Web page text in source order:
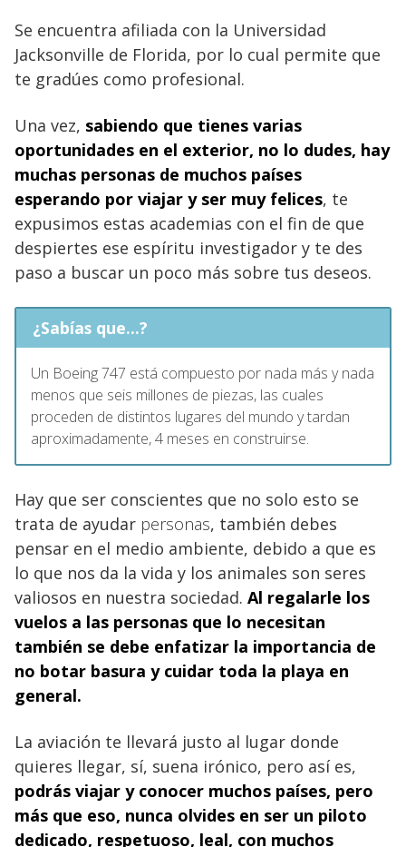
Se encuentra afiliada con la Universidad
Jacksonville de Florida, por lo cual permite que
te gradúes como profesional.
Una vez, sabiendo que tienes varias
oportunidades en el exterior, no lo dudes, hay
muchas personas de muchos países
esperando por viajar y ser muy felices, te
expusimos estas academias con el fin de que
despiertes ese espíritu investigador y te des
paso a buscar un poco más sobre tus deseos.
¿Sabías que...?
Un Boeing 747 está compuesto por nada más y nada
menos que seis millones de piezas, las cuales
proceden de distintos lugares del mundo y tardan
aproximadamente, 4 meses en construirse.
Hay que ser conscientes que no solo esto se
trata de ayudar personas, también debes
pensar en el medio ambiente, debido a que es
lo que nos da la vida y los animales son seres
valiosos en nuestra sociedad. Al regalarle los
vuelos a las personas que lo necesitan
también se debe enfatizar la importancia de
no botar basura y cuidar toda la playa en
general.
La aviación te llevará justo al lugar donde
quieres llegar, sí, suena irónico, pero así es,
podrás viajar y conocer muchos países, pero
más que eso, nunca olvides en ser un piloto
dedicado, respetuoso, leal, con muchos